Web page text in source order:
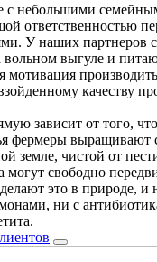
с небольшими
ответственностью
У наших партнеров
вольном выгуле и
качеству
зависит от того,
фермеры выращивают
земле, чистой от
могут свободно
это в природе, и
ни с